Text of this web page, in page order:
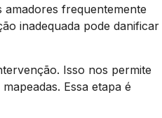
amadores frequentemente
inadequada pode danificar
Isso nos permite
Essa etapa é